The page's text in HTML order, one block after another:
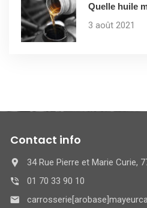
Quelle huile
3 août 2021
Contact info
34 Rue Pierre et Marie Curie,
01 70 33 90 10